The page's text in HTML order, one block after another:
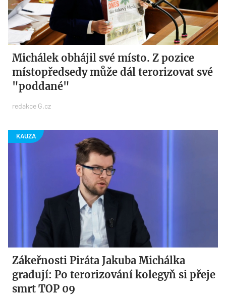
Michálek obhájil své místo. Z pozice
místopředsedy může dál terorizovat své
"poddané"
redakce G.cz
Zákeřnosti Piráta Jakuba Michálka
gradují: Po terorizování kolegyň si přeje
smrt TOP 09